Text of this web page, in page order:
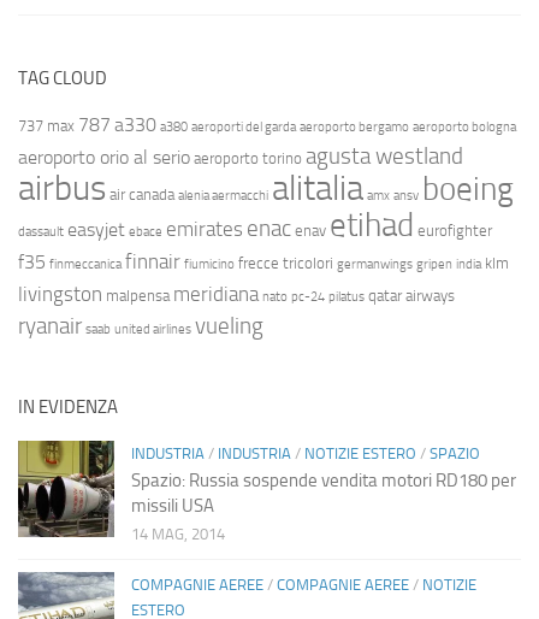
TAG CLOUD
737 max 787 a330 a380 aeroporti del garda aeroporto bergamo aeroporto bologna
aeroporto orio al serio aeroporto torino agusta westland
airbus air canada alenia aermacchi alitalia amx ansv boeing
dassault easyjet ebace emirates enac enav etihad eurofighter
f35 finmeccanica finnair fiumicino frecce tricolori germanwings gripen india klm
livingston malpensa meridiana nato pc-24 pilatus qatar airways
ryanair saab united airlines vueling
IN EVIDENZA
INDUSTRIA / INDUSTRIA / NOTIZIE ESTERO / SPAZIO
Spazio: Russia sospende vendita motori RD180 per
missili USA
14 MAG, 2014
COMPAGNIE AEREE / COMPAGNIE AEREE / NOTIZIE
ESTERO